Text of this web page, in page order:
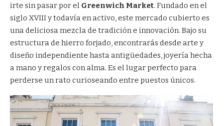
irte sin pasar por el Greenwich Market. Fundado en el
siglo XVIII y todavía en activo, este mercado cubierto es
una deliciosa mezcla de tradición e innovación. Bajo su
estructura de hierro forjado, encontrarás desde arte y
diseño independiente hasta antigüedades, joyería hecha
a mano y regalos con alma. Es el lugar perfecto para
perderse un rato curioseando entre puestos únicos.